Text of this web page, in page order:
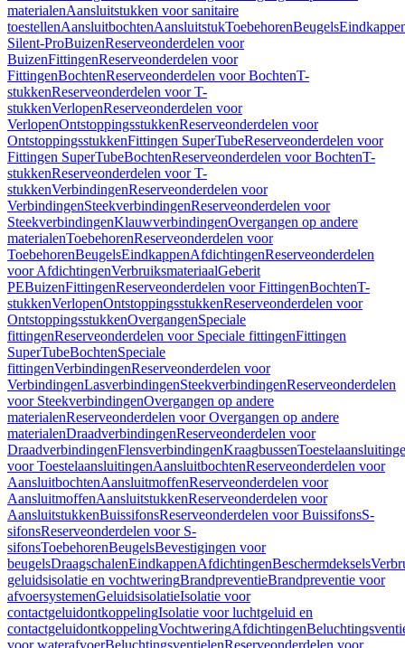
materialenAansluitstukken voor sanitaire
toestellenAansluitbochtenAansluitstukToebehorenBeugels
Silent-ProBuizenReserveonderdelen voor
BuizenFittingenReserveonderdelen voor
FittingenBochtenReserveonderdelen voor BochtenT-
stukkenReserveonderdelen voor T-
stukkenVerlopenReserveonderdelen voor
VerlopenOntstoppingsstukkenReserveonderdelen voor
OntstoppingsstukkenFittingen SuperTubeReserveonderdelen voor
Fittingen SuperTubeBochtenReserveonderdelen voor BochtenT-
stukkenReserveonderdelen voor T-
stukkenVerbindingenReserveonderdelen voor
VerbindingenSteekverbindingenReserveonderdelen voor
SteekverbindingenKlauwverbindingenOvergangen op andere
materialenToebehorenReserveonderdelen voor
ToebehorenBeugelsEindkappenAfdichtingenReserveonderdelen
voor AfdichtingenVerbruiksmateriaalGeberit
PEBuizenFittingenReserveonderdelen voor FittingenBochtenT-
stukkenVerlopenOntstoppingsstukkenReserveonderdelen voor
OntstoppingsstukkenOvergangenSpeciale
fittingenReserveonderdelen voor Speciale fittingenFittingen
SuperTubeBochtenSpeciale
fittingenVerbindingenReserveonderdelen voor
VerbindingenLasverbindingenSteekverbindingenReserveonderdelen
voor SteekverbindingenOvergangen op andere
materialenReserveonderdelen voor Overgangen op andere
materialenDraadverbindingenReserveonderdelen voor
DraadverbindingenFlensverbindingenKraagbussen
voor ToestelaansluitingenAansluitbochtenReserveonderdelen voor
AansluitbochtenAansluitmoffenReserveonderdelen voor
AansluitmoffenAansluitstukkenReserveonderdelen voor
AansluitstukkenBuissifonsReserveonderdelen voor BuissifonsS-
sifonsReserveonderdelen voor S-
sifonsToebehorenBeugelsBevestigingen voor
beugelsDraagschalenEindkappenAfdichtingenBeschermdeksels
geluidsisolatie en vochtweringBrandpreventieBrandpreventie voor
afvoersystemenGeluidsisolatieIsolatie voor
contactgeluidontkoppelingIsolatie voor luchtgeluid en
contactgeluidontkoppelingVochtweringAfdichtingen
voor waterafvoerBeluchtingsventielenReserveonderdelen voor